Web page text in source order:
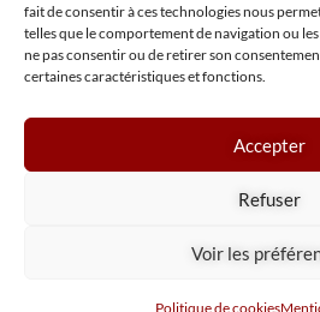
fait de consentir à ces technologies nous
telles que le comportement de navigation ou
ne pas consentir ou de retirer son
certaines caractéristiques et fonctions.
Accepter
Refuser
Voir les
Politique de cookies
Mentions légales
Tous droits réservés NPA Conseil